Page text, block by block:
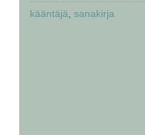
kääntäjä sanakirja